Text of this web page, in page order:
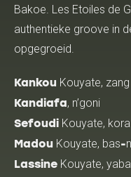
Bakoe. Les Etoiles de
authentieke groove in
opgegroeid.
Kankou Kouyate, zang
Kandiafa, n’goni
Sefoudi Kouyate,
Madou Kouyate, bas-
Lassine Kouyate,